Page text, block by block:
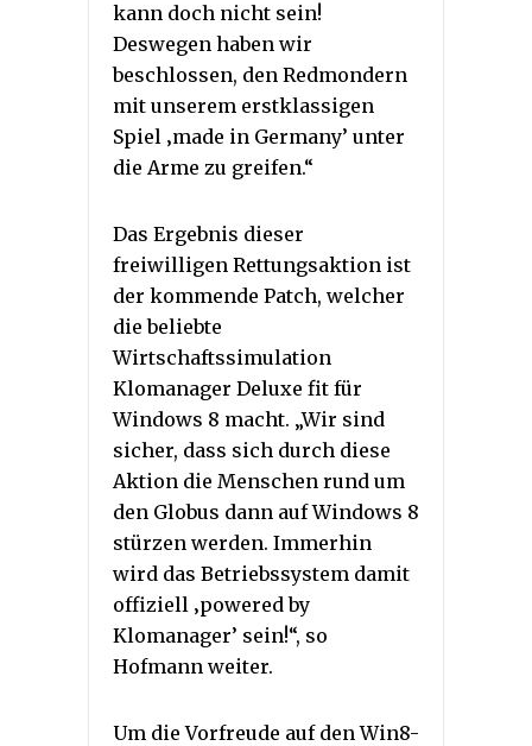
kann doch nicht sein!
Deswegen haben wir
beschlossen, den Redmondern
mit unserem erstklassigen
Spiel ‚made in Germany’ unter
die Arme zu greifen.“
Das Ergebnis dieser
freiwilligen Rettungsaktion ist
der kommende Patch, welcher
die beliebte
Wirtschaftssimulation
Klomanager Deluxe fit für
Windows 8 macht. „Wir sind
sicher, dass sich durch diese
Aktion die Menschen rund um
den Globus dann auf Windows 8
stürzen werden. Immerhin
wird das Betriebssystem damit
offiziell ‚powered by
Klomanager’ sein!“, so
Hofmann weiter.
Um die Vorfreude auf den Win8-